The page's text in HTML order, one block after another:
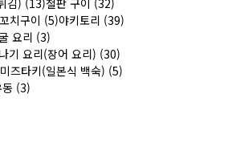
김) (13)철판 구이 (32)
꼬치구이 (5)야키토리 (39)
요리 (3)
기 요리(장어 요리) (30)
미즈타키(일본식 백숙) (5)
동 (3)